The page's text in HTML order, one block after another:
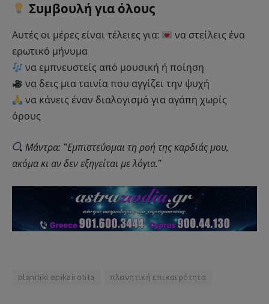
Συμβουλή για όλους
Αυτές οι μέρες είναι τέλειες για:
να στείλεις ένα
ερωτικό μήνυμα
να εμπνευστείς από μουσική ή ποίηση
να δεις μια ταινία που αγγίζει την ψυχή
να κάνεις έναν διαλογισμό για αγάπη χωρίς
όρους
Μάντρα: “Εμπιστεύομαι τη ροή της καρδιάς μου,
ακόμα κι αν δεν εξηγείται με λόγια.”
planitiki epikairotita πλανητική επικαιρότητα